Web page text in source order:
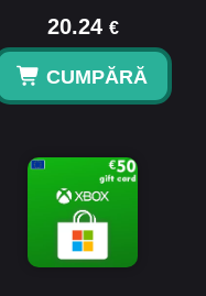
20.24 €
CUMPĂRĂ